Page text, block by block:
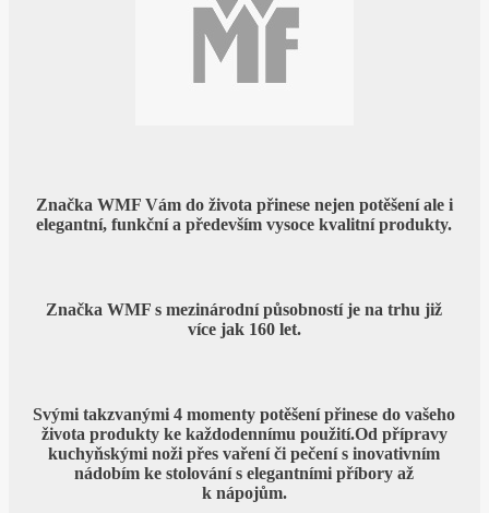
Značka WMF Vám do života přinese nejen potěšení ale i
elegantní, funkční a především vysoce kvalitní produkty.
Značka WMF s mezinárodní působností je na trhu již
více jak 160 let.
Svými takzvanými 4 momenty potěšení přinese do vašeho
života produkty ke každodennímu použití.Od přípravy
kuchyňskými noži přes vaření či pečení s inovativním
nádobím ke stolování s elegantními příbory až
k nápojům.